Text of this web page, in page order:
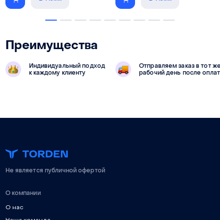
Преимущества
Индивидуальный подход
к каждому клиенту
Отправляем заказ в тот
рабочий день после
Не является публичной офертой
О компании
О нас